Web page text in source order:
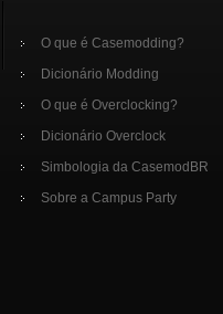
O que é Casemodding?
Dicionário Modding
O que é Overclocking?
Dicionário Overclock
Simbologia da CasemodBR
Sobre a Campus Party